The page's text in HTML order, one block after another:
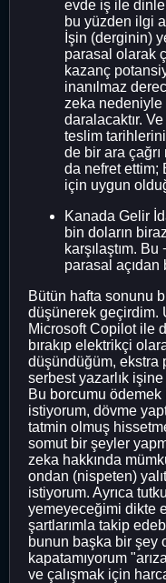
evde iş ile
bu yüzden ilgi
İşin (derginin)
parasal olarak
kazanç
inanılmaz
zeka nedeniyle
daralacaktır.
teslim
de bir ara çağrı
da nefret ettim;
için uygun
Kanada Gelir
bin doların
karşılaştım.
parasal
Bütün hafta sonunu
düşünerek geçirdim.
Microsoft Copilot ile
bırakıp elektrikçi
düşündüğüm, ekstra
serbest yazarlık
Bu borcumu
istiyorum, dövme
tatmin olmuş
somut bir şeyler
zeka hakkında
ondan (nispeten)
istiyorum. Ayrıca
yemeyeceğimi dikte
şartlarımla takip
bunun başka bir şey
kapatamıyorum
ve çalışmak için